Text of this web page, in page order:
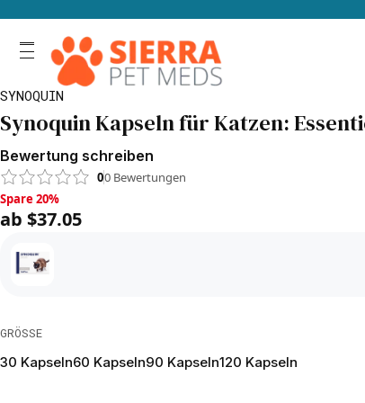
SYNOQUIN
Synoquin Kapseln für Katzen:
Bewertung schreiben
00 Bewertungen
Spare 20%, ab $37.05
Spare 20%
ab $37.05
GRÖSSE
30 Kapseln60 Kapseln90 Kapseln120 Kapseln